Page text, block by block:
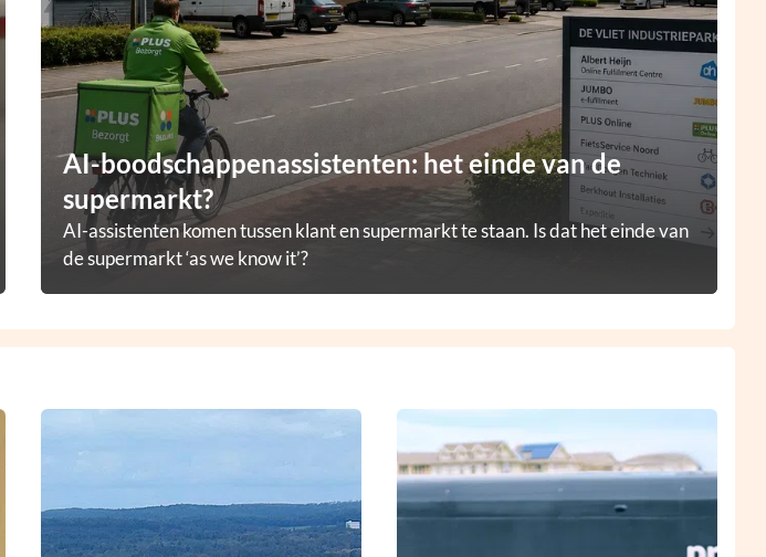
AI-boodschappenassistenten: het einde van de
supermarkt?
AI-assistenten komen tussen klant en supermarkt te staan. Is dat het einde van
de supermarkt ‘as we know it’?